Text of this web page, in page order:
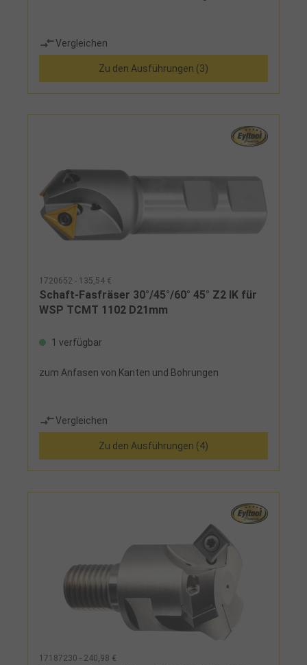
Vergleichen
Zu den Ausführungen (3)
1720652 - 135,54 €
Schaft-Fasfräser 30°/45°/60° 45° Z2 IK für
WSP TCMT 1102 D21mm
1 verfügbar
zum Anfasen von Kanten und Bohrungen
Vergleichen
Zu den Ausführungen (4)
17187230 - 240,98 €